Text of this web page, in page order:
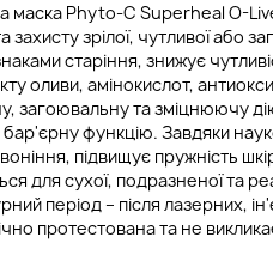
Phyto-C Superheal O-
захисту зрілої, чутливої або
старіння, знижує
оливи, амінокислот,
загоювальну та зміцнюючу
функцію. Завдяки
підвищує пружність
для сухої, подразненої та
період – після лазерних,
протестована та не